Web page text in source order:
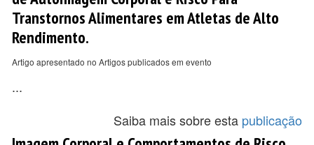
Transtornos Alimentares em Atletas de Alto
Rendimento.
Artigo apresentado no Artigos publicados em evento
...
Saiba mais sobre esta publicação